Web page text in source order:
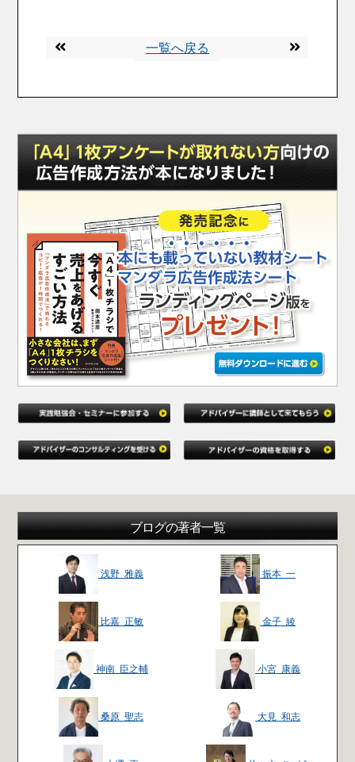
一覧へ戻る
ブログの著者一覧
浅野 雅義 振本 一
比嘉 正敏 金子 綾
神南 臣之輔 小宮 康義
桑原 聖志 大見 和志